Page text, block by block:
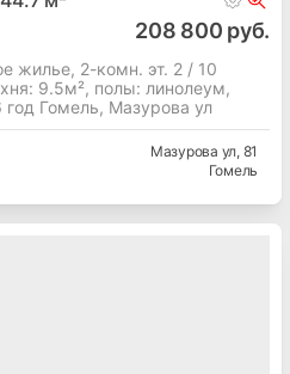
208 800 руб.
жилье, 2-комн. эт. 2 / 10
9.5м², полы: линолеум,
Гомель, Мазурова ул
Мазурова ул, 81
Гомель